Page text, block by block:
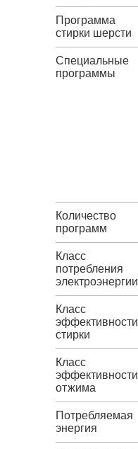
Программа
стирки шерсти
Специальные
программы
Количество
программ
Класс
потребления
электроэнергии
Класс
эффективности
стирки
Класс
эффективности
отжима
Потребляемая
энергия